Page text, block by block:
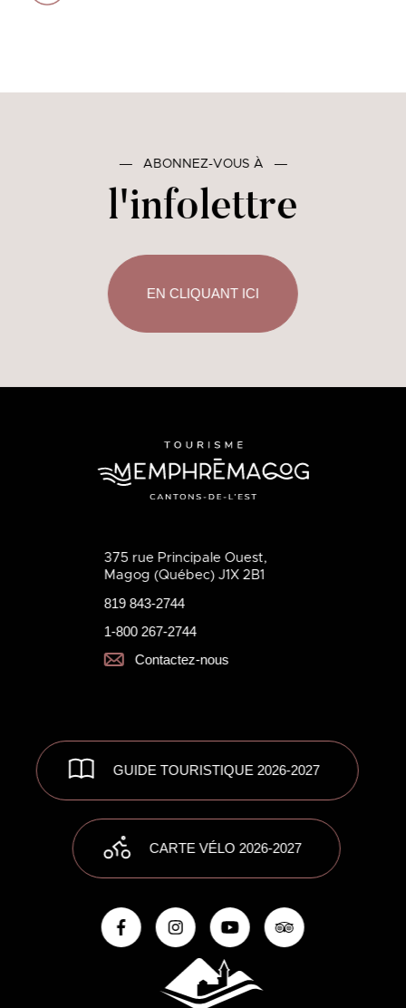
― ABONNEZ-VOUS À ―
l'infolettre
EN CLIQUANT ICI
375 rue Principale Ouest,
Magog (Québec) J1X 2B1
819 843-2744
1-800 267-2744
Contactez-nous
GUIDE TOURISTIQUE 2026-2027
CARTE VÉLO 2026-2027